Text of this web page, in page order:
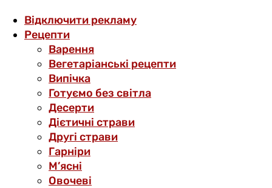
Відключити рекламу
Рецепти
Варення
Вегетаріанські рецепти
Випічка
Готуємо без світла
Десерти
Дієтичні страви
Другі страви
Гарніри
М’ясні
Овочеві